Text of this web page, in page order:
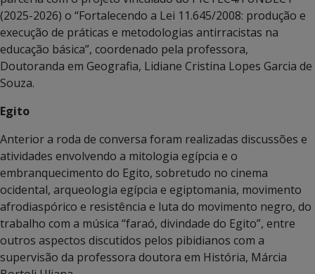
(2025-2026) o “Fortalecendo a Lei 11.645/2008: produção e
execução de práticas e metodologias antirracistas na
educação básica”, coordenado pela professora,
Doutoranda em Geografia, Lidiane Cristina Lopes Garcia de
Souza.
Egito
Anterior a roda de conversa foram realizadas discussões e
atividades envolvendo a mitologia egípcia e o
embranquecimento do Egito, sobretudo no cinema
ocidental, arqueologia egípcia e egiptomania, movimento
afrodiaspórico e resistência e luta do movimento negro, do
trabalho com a música “faraó, divindade do Egito”, entre
outros aspectos discutidos pelos pibidianos com a
supervisão da professora doutora em História, Márcia